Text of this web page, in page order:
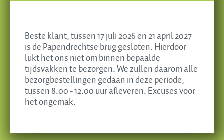
Beste klant, tussen 17 juli 2026 en 21 april 2027
is de Papendrechtse brug gesloten. Hierdoor
lukt het ons niet om binnen bepaalde
tijdsvakken te bezorgen. We zullen daarom alle
bezorgbestellingen gedaan in deze periode,
tussen 8.00 - 12.00 uur afleveren. Excuses voor
het ongemak.
Essentiële cookies
Alles accepteren